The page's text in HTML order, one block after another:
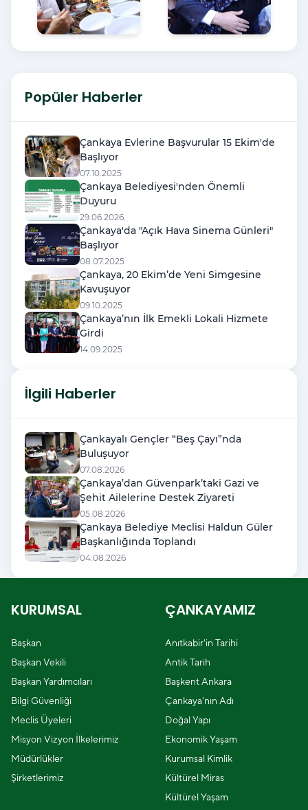
Popüler Haberler
Çankaya Evlerine Başvurular 15 Ekim'de
Başlıyor
07.10.2025
Çankaya Belediyesi'nden Önemli
Duyuru
29.06.2026
Çankaya'da "Açık Hava Sinema Günleri"
Başlıyor
08.07.2025
Çankaya, 20 Ekim’de Yeni Simgesine
Kavuşuyor
09.10.2025
Çankaya’nın İlk Emekli Lokali Hizmete
Girdi
14.09.2025
İlgili Haberler
Çankayalı Gençler “Beş Çayı”nda
Buluşuyor
07.08.2026
Çankaya’dan Güvenpark’taki Gazi ve
Şehit Ailelerine Destek Ziyareti
05.08.2026
Çankaya Belediye Meclisi Haldun Güler
Başkanlığında Toplandı
04.08.2026
KURUMSAL
Başkan
Başkan Vekili
Başkan Yardımcıları
Bilgi Güvenliği
Meclis Üyeleri
Misyon Vizyon İlkelerimiz
Müdürlükler
Şirketlerimiz
ÇANKAYAMIZ
Anıtkabir'in Tarihi
Antik Tarih
Başkent Ankara
Çankaya'nın Adı
Doğal Yapı
Ekonomik Yaşam
Kurumsal Kimlik
Kültürel Miras
Kültürel Yaşam